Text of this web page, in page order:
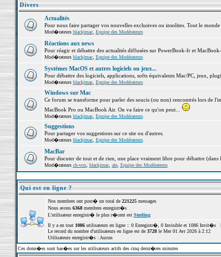
Divers
Actualités
Pour nous faire partager vos nouvelles exclusives ou insolites. Tout le
Mod�rateurs blackjmac, Equipe des Modérateurs
Réactions aux news
Pour réagir et débattre des actualités diffusées sur PowerBook-fr et
Mod�rateurs blackjmac, Equipe des Modérateurs
Systèmes MacOS et autres logiciels ou jeux...
Pour débattre des logiciels, applications, softs équivalents Mac/PC, jeux,
Mod�rateurs blackjmac, Equipe des Modérateurs
Windows sur Mac
Ce forum se transforme pour parler des soucis (ou non) rencontrés lors de
MacBook Pro ou MacBook Air. On va faire ce qu'on peut...
Mod�rateurs blackjmac, Equipe des Modérateurs
Suggestions
Pour partager vos suggestions sur ce site ou d'autres.
Mod�rateurs blackjmac, Equipe des Modérateurs
MacBar
Pour discuter de tout et de rien, une place vraiment libre pour débattre (dans
Mod�rateurs ch-vox, blackjmac, ale, Equipe des Modérateurs
Qui est en ligne ?
Nos membres ont post� un total de 221225messages
Nous avons 6368membres enregistr�s
L'utilisateur enregistr� le plus r�cent est Sterling
Il y a en tout 1086utilisateurs en ligne :: 0 Enregistr�, 0 Invisible et 1086 Invit�s
Le record du nombre d'utilisateurs en ligne est de 3728le Mer 01 Avr 2026 à 2:12
Utilisateurs enregistr�s : Aucun
Ces donn�es sont bas�es sur les utilisateurs actifs des cinq derni�res minutes